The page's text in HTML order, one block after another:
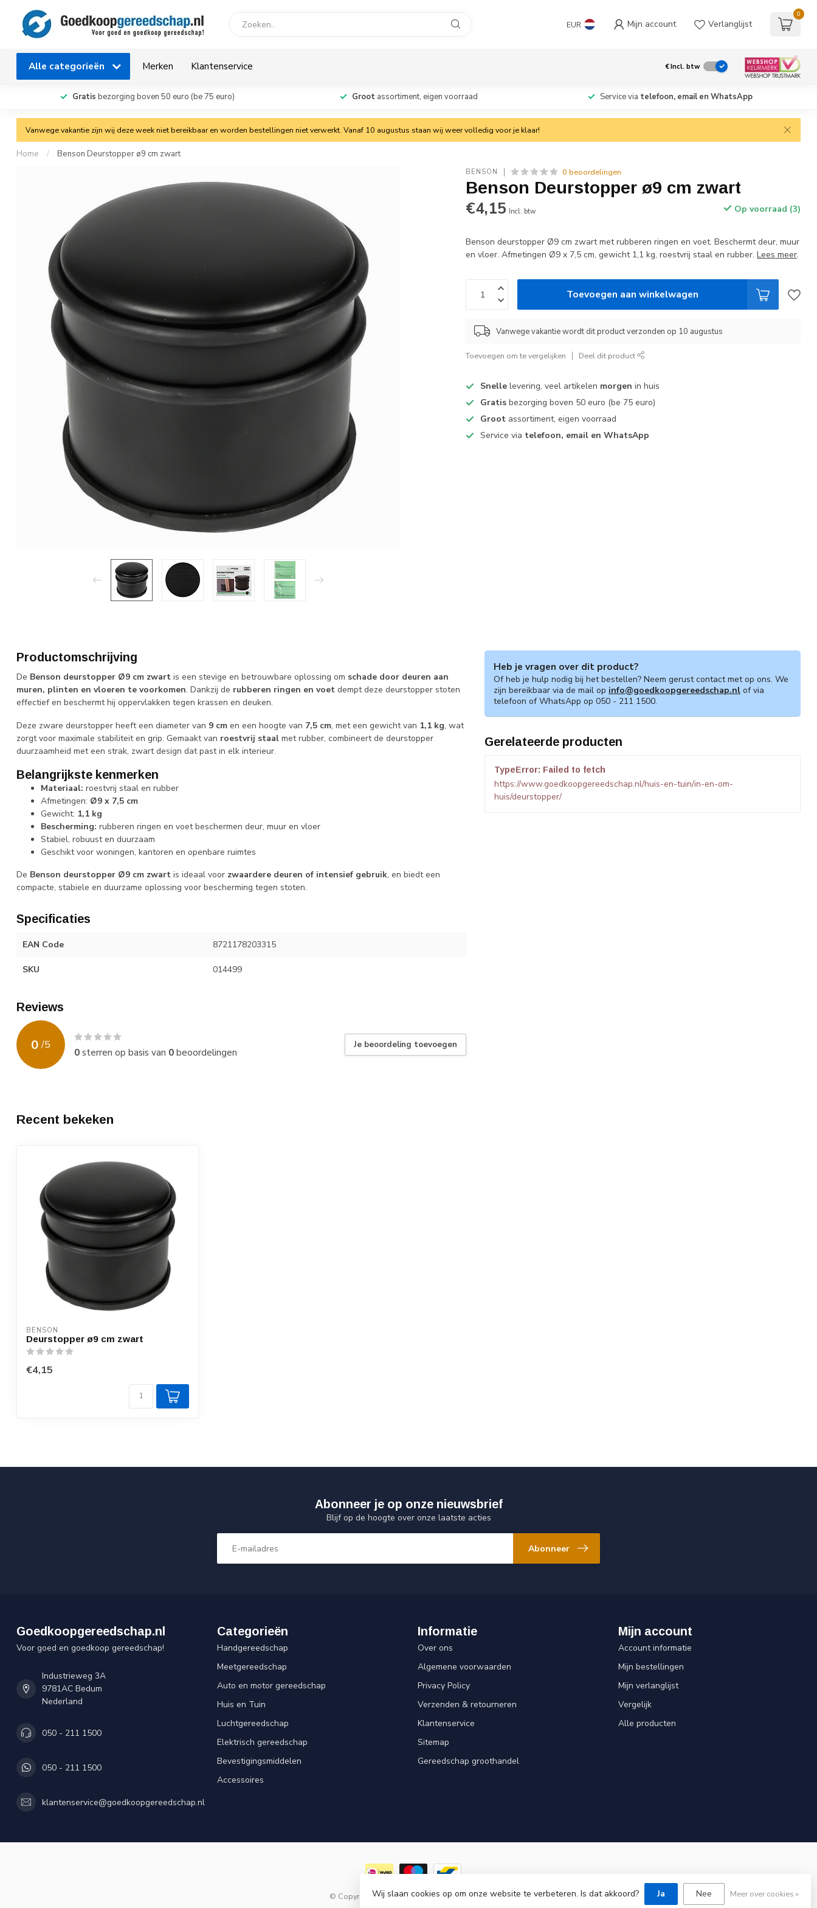
EUR Mijn account Verlanglijst
0
Alle categorieën Merken Klantenservice €Incl. btw
Gratis bezorging boven 50 euro (be 75 euro) Grootassortiment, eigen voorraad Service via telefoon, email en WhatsApp
Vanwege vakantie zijn wij deze week niet bereikbaar en worden bestellingen niet verwerkt. Vanaf 10 augustus staan wij weer volledig voor je klaar!
Home / Benson Deurstopper ø9 cm zwart
BENSON 0 beoordelingen
Benson Deurstopper ø9 cm zwart
€4,15 Incl. btw Op voorraad (3)
Benson deurstopper Ø9 cm zwart met rubberen ringen en voet. Beschermt deur, muur
en vloer. Afmetingen Ø9 x 7,5 cm, gewicht 1,1 kg, roestvrij staal en rubber.Lees meer.
Toevoegen aan winkelwagen
Vanwege vakantie wordt dit product verzonden op 10 augustus
Toevoegen om te vergelijken Deel dit product
Snelle levering, veel artikelen morgen in huis
Gratis bezorging boven 50 euro (be 75 euro)
Groot assortiment, eigen voorraad
Service via telefoon, email en WhatsApp
Productomschrijving
De Benson deurstopper Ø9 cm zwart is een stevige en betrouwbare oplossing om schade door deuren aan
muren, plinten en vloeren te voorkomen. Dankzij de rubberen ringen en voet dempt deze deurstopper stoten
effectief en beschermt hij oppervlakken tegen krassen en deuken.
Deze zware deurstopper heeft een diameter van 9 cm en een hoogte van 7,5 cm, met een gewicht van 1,1 kg, wat
zorgt voor maximale stabiliteit en grip. Gemaakt van roestvrij staal met rubber, combineert de deurstopper
duurzaamheid met een strak, zwart design dat past in elk interieur.
Belangrijkste kenmerken
Materiaal: roestvrij staal en rubber
Afmetingen: Ø9 x 7,5 cm
Gewicht: 1,1 kg
Bescherming: rubberen ringen en voet beschermen deur, muur en vloer
Stabiel, robuust en duurzaam
Geschikt voor woningen, kantoren en openbare ruimtes
De Benson deurstopper Ø9 cm zwart is ideaal voor zwaardere deuren of intensief gebruik, en biedt een
compacte, stabiele en duurzame oplossing voor bescherming tegen stoten.
Specificaties
EAN Code 8721178203315
SKU 014499
Reviews
0 /5
0sterren op basis van 0beoordelingen
Je beoordeling toevoegen
Heb je vragen over dit product?
Of heb je hulp nodig bij het bestellen? Neem gerust contact met op ons. We
zijn bereikbaar via de mail op info@goedkoopgereedschap.nl of via
telefoon of WhatsApp op 050 - 211 1500.
Gerelateerde producten
TypeError: Failed to fetch
https://www.goedkoopgereedschap.nl/huis-en-tuin/in-en-om-
huis/deurstopper/
Recent bekeken
BENSON
Deurstopper ø9 cm zwart
€4,15
Abonneer je op onze nieuwsbrief
Blijf op de hoogte over onze laatste acties
Abonneer
Goedkoopgereedschap.nl
Voor goed en goedkoop gereedschap!
Industrieweg 3A
9781AC Bedum
Nederland
050 - 211 1500
050 - 211 1500
klantenservice@goedkoopgereedschap.nl
Categorieën
Handgereedschap
Meetgereedschap
Auto en motor gereedschap
Huis en Tuin
Luchtgereedschap
Elektrisch gereedschap
Bevestigingsmiddelen
Accessoires
Informatie
Over ons
Algemene voorwaarden
Privacy Policy
Verzenden & retourneren
Klantenservice
Sitemap
Gereedschap groothandel
Mijn account
Account informatie
Mijn bestellingen
Mijn verlanglijst
Vergelijk
Alle producten
© Copyright 2026 Goedkoopgereedschap.nl
Wij slaan cookies op om onze website te verbeteren. Is dat akkoord? Ja Nee Meer over cookies »